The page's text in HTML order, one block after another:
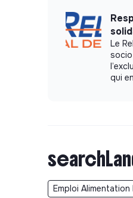
Le
qui
Emploi Alimentation